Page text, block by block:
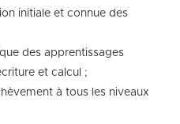
initiale et connue des
des apprentissages
et calcul ;
à tous les niveaux